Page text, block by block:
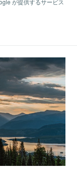
が提供するサービス